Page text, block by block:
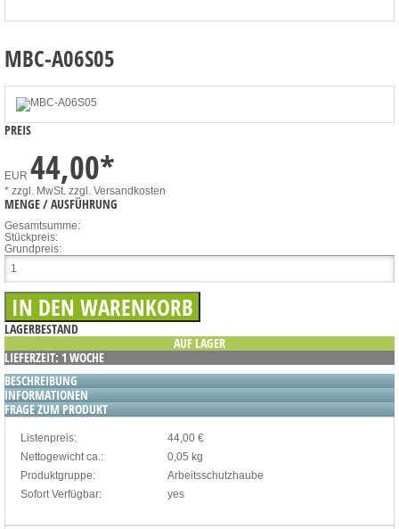
MBC-A06S05
PREIS
EUR 44,00*
* zzgl. MwSt. zzgl. Versandkosten
MENGE / AUSFÜHRUNG
Gesamtsumme:
Stückpreis:
Grundpreis:
LAGERBESTAND
AUF LAGER
LIEFERZEIT: 1 WOCHE
BESCHREIBUNG
INFORMATIONEN
FRAGE ZUM PRODUKT
Listenpreis:
44,00 €
Nettogewicht ca.:
0,05 kg
Produktgruppe:
Arbeitsschutzhaube
Sofort Verfügbar:
yes